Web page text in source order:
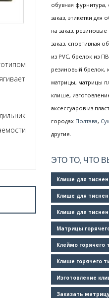
обувная фурнитура,
заказ, этикетки для
на заказ,
заказ, спортивная
из PVC, брелок из
резиновый брелок,
матрицы, матрицы
клише,
аксессуаров из
городах Полтава,
другие.
ЭТО ТО, ЧТО
Клише для
Клише для
Клише для
Матрицы
Клеймо горячего
Клише горячего
Изготовление
Заказать